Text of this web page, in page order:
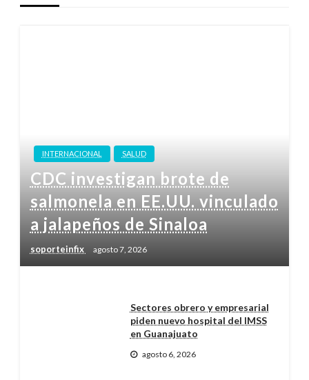
INTERNACIONAL SALUD
CDC investigan brote de
salmonela en EE.UU. vinculado
a jalapeños de Sinaloa
soporteinfix agosto 7, 2026
Sectores obrero y empresarial
piden nuevo hospital del IMSS
en Guanajuato
agosto 6, 2026